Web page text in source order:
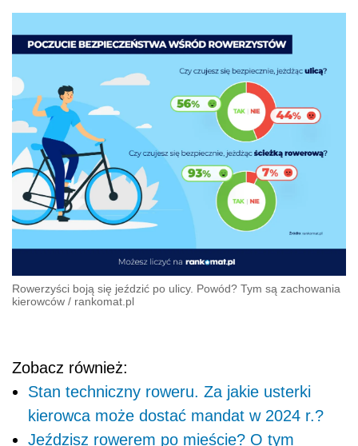
Rowerzyści boją się jeździć po ulicy. Powód? Tym są zachowania
kierowców / rankomat.pl
Zobacz również:
Stan techniczny roweru. Za jakie usterki
kierowca może dostać mandat w 2024 r.?
Jeździsz rowerem po mieście? O tym